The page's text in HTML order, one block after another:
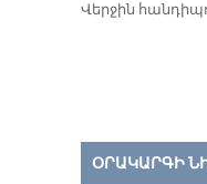
Վեր­ջին
ՕՐԱԿԱՐԳԻ